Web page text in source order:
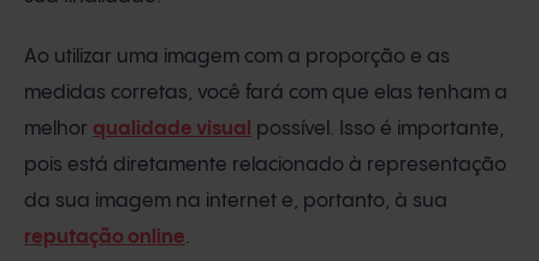
Ao utilizar uma imagem com a proporção e as
medidas corretas, você fará com que elas tenham a
melhor qualidade visual possível. Isso é importante,
pois está diretamente relacionado à representação
da sua imagem na internet e, portanto, à sua
reputação online.